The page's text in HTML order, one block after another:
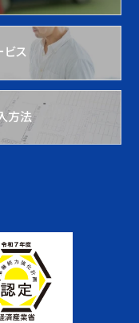
ビス
方法